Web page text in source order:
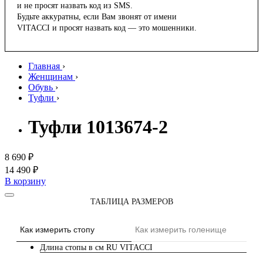
и не просят назвать код из SMS.
Будьте аккуратны, если Вам звонят от имени
VITACCI и просят назвать код — это мошенники.
Главная ›
Женщинам ›
Обувь ›
Туфли ›
Туфли 1013674-2
8 690 ₽
14 490 ₽
В корзину
ТАБЛИЦА РАЗМЕРОВ
Как измерить стопу Как измерить голенище
Длина стопы в см RU VITACCI